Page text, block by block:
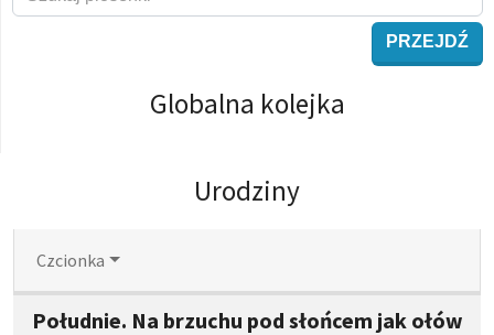
PRZEJDŹ
Globalna kolejka
Urodziny
Czcionka
Południe. Na brzuchu pod słońcem jak ołów